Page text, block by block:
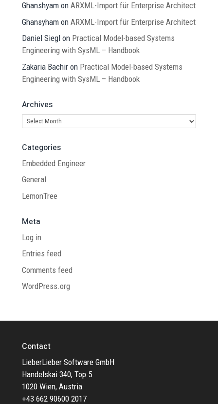
Ghanshyamon ARXML-Import für Enterprise Architect
Ghansyhamon ARXML-Import für Enterprise Architect
Daniel Sieglon Practical Model-based Systems
Engineering with SysML – Handbook
Zakaria Bachiron Practical Model-based Systems
Engineering with SysML – Handbook
Archives
Archives
Categories
Embedded Engineer
General
LemonTree
Meta
Log in
Entries feed
Comments feed
WordPress.org
Contact
LieberLieber Software GmbH
Handelskai 340, Top 5
1020 Wien, Austria
+43 662 90600 2017